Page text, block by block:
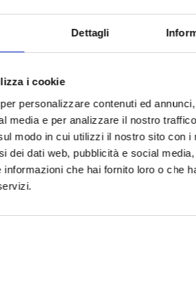
Dettagli
i cookie
personalizzare contenuti ed
media e per analizzare il nostro
modo in cui utilizzi il nostro sito con i
dei dati web, pubblicità e social
che hai fornito loro o che
non accettare cookie sul
ci può essere però il rischio
ad alcune parti del sito
domini utilizzano i seguenti
sono indispensabili per la
di un sito; senza questi cookie
abbiate accesso ad alcune
non funzionino correttamente.
la funzionalità del sito